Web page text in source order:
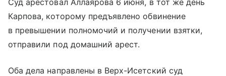
Карпова, которому предъявлено обвинение
в превышении полномочий и получении взятки,
отправили под домашний арест.
Оба дела направлены в Верх-Исетский суд